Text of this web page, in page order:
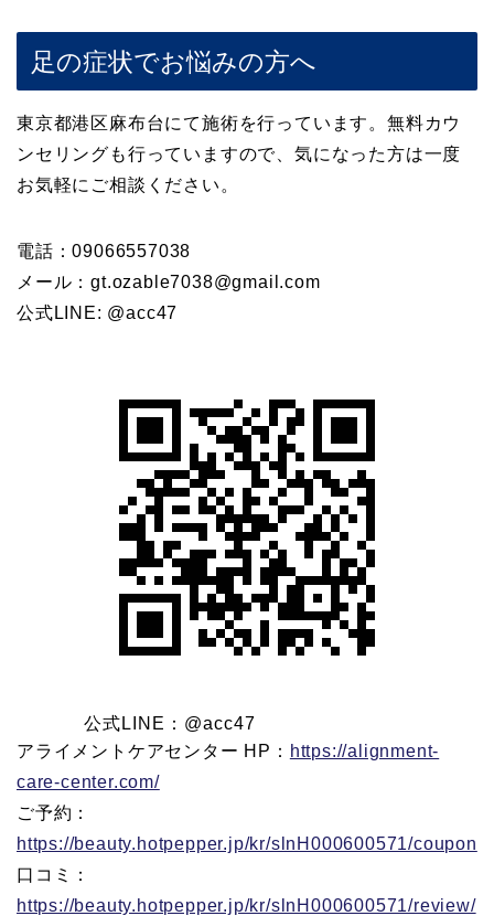
足の症状でお悩みの方へ
東京都港区麻布台にて施術を行っています。無料カウ
ンセリングも行っていますので、気になった方は一度
お気軽にご相談ください。
電話：09066557038
メール：gt.ozable7038@gmail.com
公式LINE: @acc47
公式LINE：@acc47
アライメントケアセンター HP： https://alignment-
care-center.com/
ご予約：
https://beauty.hotpepper.jp/kr/slnH000600571/coupon
口コミ：
https://beauty.hotpepper.jp/kr/slnH000600571/review/